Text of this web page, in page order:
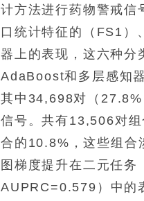
计方法进行药物警戒
口统计特征的（FS1
器上的表现，这六种分
AdaBoost和多层感知
其中34,698对（27.8%
信号。共有13,506对
合的10.8%，这些组合
图梯度提升在二元任
AUPRC=0.579）中的